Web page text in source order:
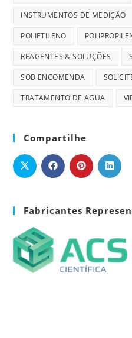
INSTRUMENTOS DE MEDIÇÃO
POLIETILENO
REAGENTES & SOLUÇÕES
SOB ENCOMENDA
TRATAMENTO DE AGUA
Compartilhe
Fabricantes